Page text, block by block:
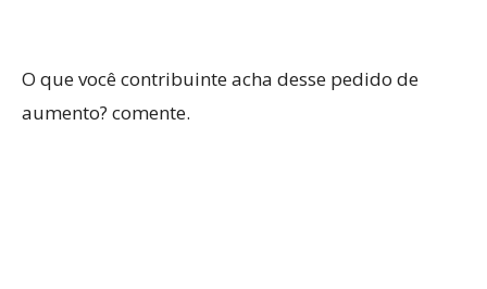
O que você contribuinte acha desse pedido de
aumento? comente.